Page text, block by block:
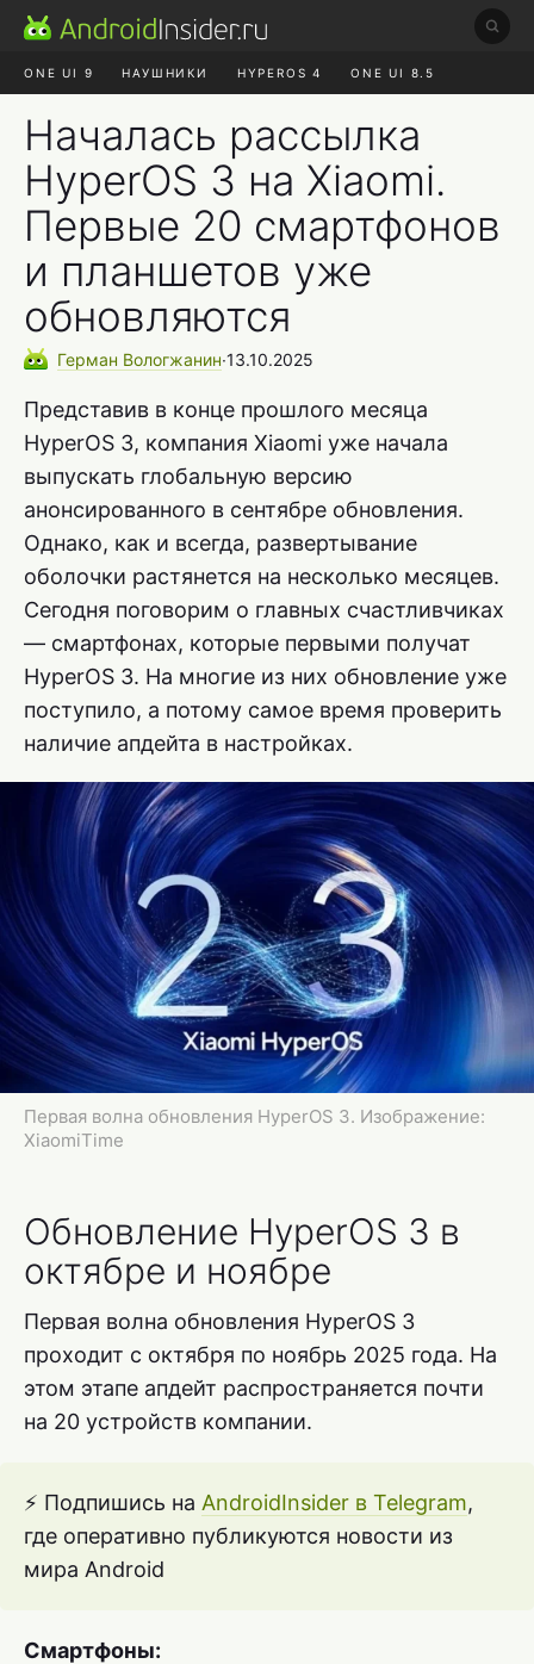
ONE UI 9 НАУШНИКИ HYPEROS 4 ONE UI 8.5
Началась рассылка
HyperOS 3 на Xiaomi.
Первые 20 смартфонов
и планшетов уже
обновляются
Герман Вологжанин∙13.10.2025
Представив в конце прошлого месяца
HyperOS 3, компания Xiaomi уже начала
выпускать глобальную версию
анонсированного в сентябре обновления.
Однако, как и всегда, развертывание
оболочки растянется на несколько месяцев.
Сегодня поговорим о главных счастливчиках
— смартфонах, которые первыми получат
HyperOS 3. На многие из них обновление уже
поступило, а потому самое время проверить
наличие апдейта в настройках.
Первая волна обновления HyperOS 3. Изображение:
XiaomiTime
Обновление HyperOS 3 в
октябре и ноябре
Первая волна обновления HyperOS 3
проходит с октября по ноябрь 2025 года. На
этом этапе апдейт распространяется почти
на 20 устройств компании.
⚡ Подпишись на AndroidInsider в Telegram,
где оперативно публикуются новости из
мира Android
Смартфоны: